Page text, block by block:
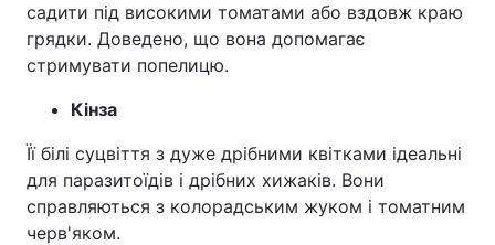
садити під високими томатами або вздовж краю
грядки. Доведено, що вона допомагає
стримувати попелицю.
Кінза
Її білі суцвіття з дуже дрібними квітками ідеальні
для паразитоїдів і дрібних хижаків. Вони
справляються з колорадським жуком і томатним
черв'яком.